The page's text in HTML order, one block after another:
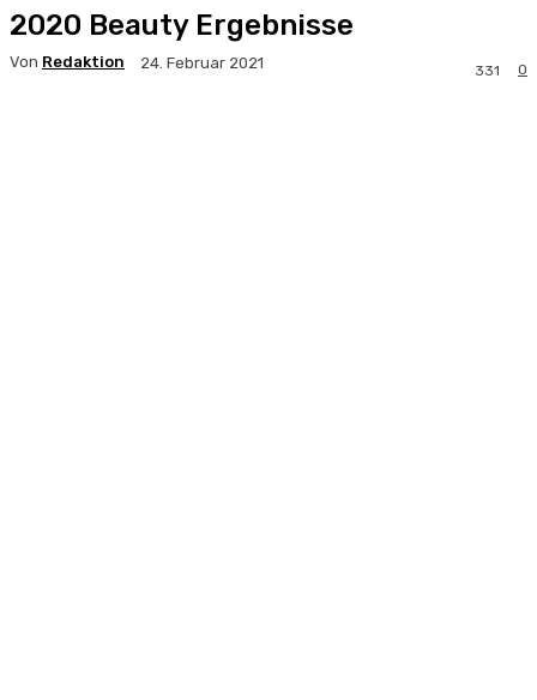
2020 Beauty Ergebnisse
Von Redaktion 24. Februar 2021 0
331